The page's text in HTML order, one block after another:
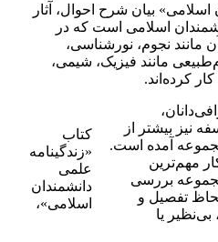
بیان شرح احوال، آثار
نفر از دانشمندان اسلامی است که در
مانند نجوم، نورشناسی،
مانند فیزیک، شیمی،
کرده‌اند.
کتاب
«زندگینامه
علمی
دانشمندان
اسلامی»،
نیز بیشتر از
آمده است.
مهم‌ترین
بررسی
تفصیل و
یا